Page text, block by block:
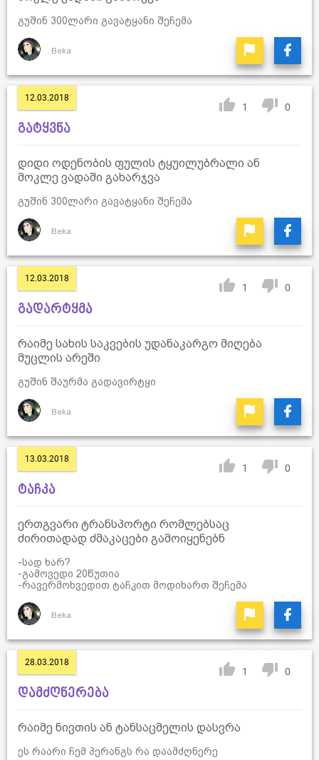
გუშინ 300ლარი გავატყანი შეჩემა
Beka
12.03.2018
1 0
გატყვნა
დიდი ოდენობის ფულის ტყუილუბრალი ან
მოკლე ვადაში გახარჯვა
გუშინ 300ლარი გავატყანი შეჩემა
Beka
12.03.2018
1 0
გადარტყმა
რაიმე სახის საკვების უდანაკარგო მიღება
მუცლის არეში
გუშინ შაურმა გადავირტყი
Beka
13.03.2018
1 0
ტაჩკა
ერთგვარი ტრანსპორტი რომლებსაც
ძირითადად ძმაკაცები გამოიყენებნ
-სად ხარ?
-გამოვედი 20წუთია
-რავერმოხვედით ტაჩკით მოდიხართ შეჩემა
Beka
28.03.2018
1 0
დამძღნერება
რაიმე ნივთის ან ტანსაცმელის დასვრა
ეს რაარი ჩემ პერანგს რა დაამძღნერე